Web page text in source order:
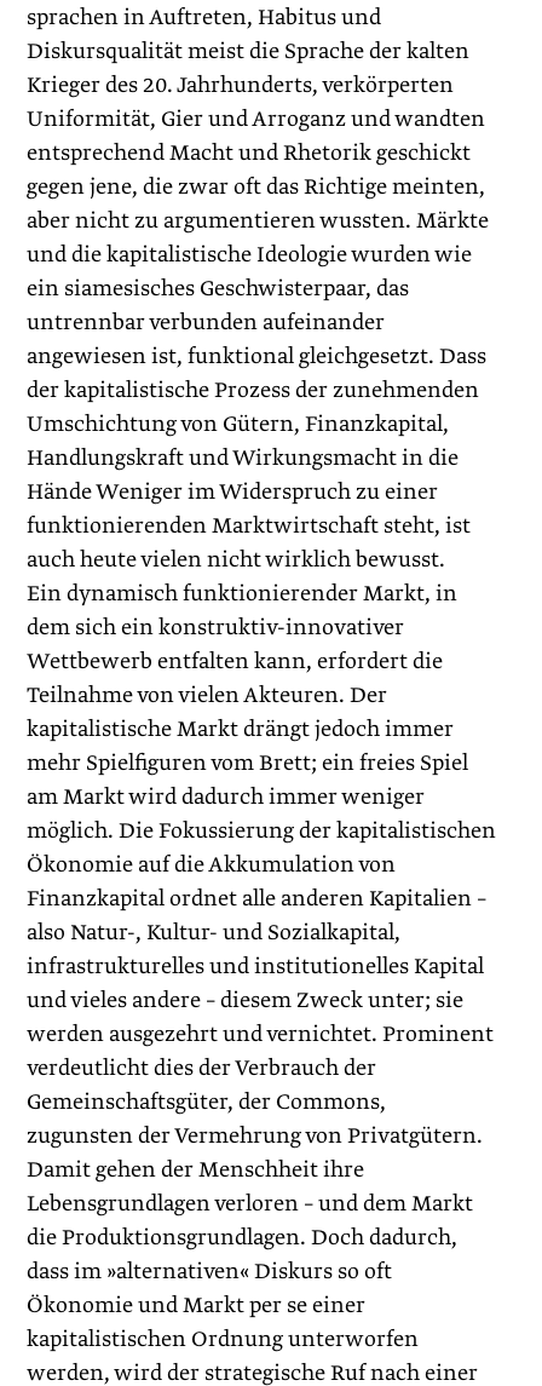
sprachen in ­Auftreten, Habitus und
Diskursqualität meist die Sprache der kalten
Krieger des 20. Jahrhunderts, verkörperten
Uniformität, Gier und Arroganz und wandten
entsprechend Macht und Rhetorik geschickt
gegen jene, die zwar oft das Richtige meinten,
aber nicht zu argumentieren wussten. Märkte
und die kapitalistische Ideologie wurden wie
ein siamesisches Geschwisterpaar, das
untrennbar verbunden aufeinander
angewiesen ist, funktional gleichgesetzt. Dass
der kapitalistische Prozess der zunehmenden
Umschichtung von Gütern, Finanzkapital,
Handlungskraft und Wirkungsmacht in die
Hände Weniger im Widerspruch zu einer
funktionierenden Marktwirtschaft steht, ist
auch heute vielen nicht wirklich bewusst.
Ein dynamisch funktionierender Markt, in
dem sich ein konstruktiv-innovativer
Wettbewerb entfalten kann, erfordert die
Teilnahme von vielen Akteuren. Der
kapitalistische Markt drängt jedoch immer
mehr Spielfiguren vom Brett; ein freies Spiel
am Markt wird dadurch immer weniger
möglich. Die Fokussierung der kapitalistischen
Ökonomie auf die Akkumulation von
Finanzkapital ordnet alle anderen Kapitalien –
also Natur-, Kultur- und Sozialkapital,
infrastrukturelles und institutionelles Kapital
und vieles andere – diesem Zweck unter; sie
werden ausgezehrt und vernichtet. Prominent
verdeutlicht dies der Verbrauch der
Gemeinschaftsgüter, der Commons,
zugunsten der Vermehrung von Privatgütern.
Damit gehen der Menschheit ihre
Lebensgrundlagen verloren – und dem Markt
die Produktionsgrundlagen. Doch dadurch,
dass im »alter­nativen« Diskurs so oft
Ökonomie und Markt per se ­einer
kapitalistischen Ordnung unterworfen
werden, wird der strategische Ruf nach einer